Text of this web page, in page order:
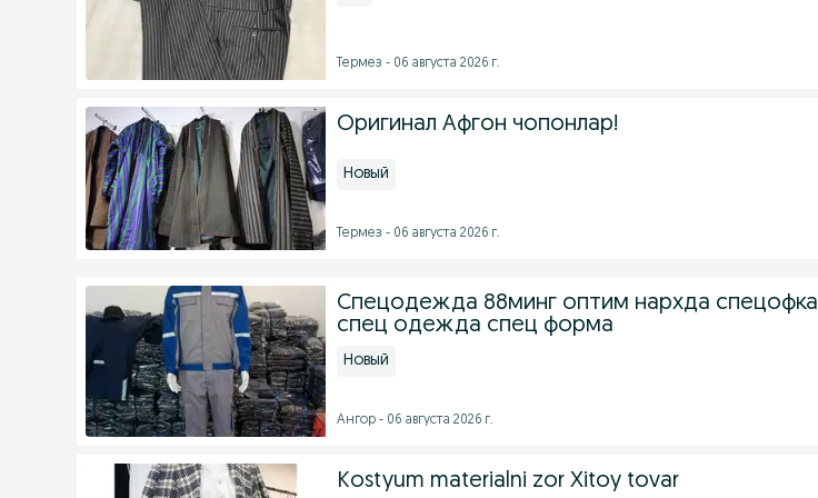
Термез - 06 августа 2026 г.
Оригинал Афгон чопонлар!
Новый
Термез - 06 августа 2026 г.
Спецодежда 88минг оптим нархда спецофка
спец одежда спец форма
Новый
Ангор - 06 августа 2026 г.
Kostyum materialni zor Xitoy tovar